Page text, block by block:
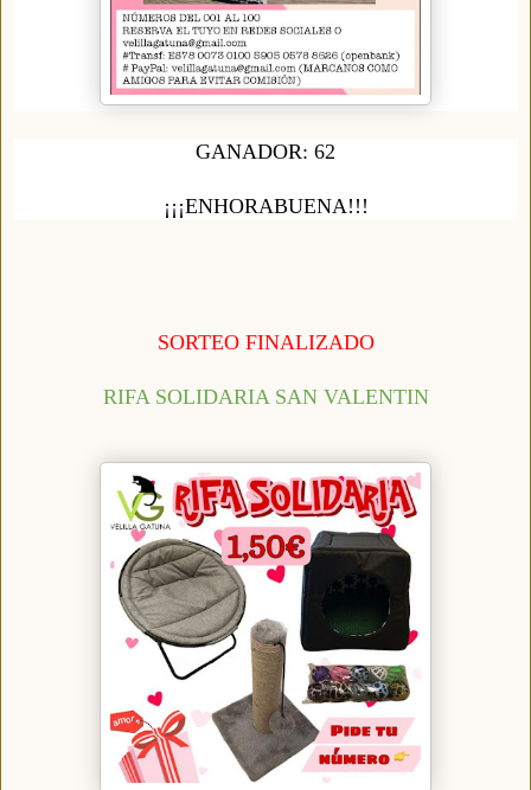
GANADOR: 62
¡¡¡ENHORABUENA!!!
SORTEO FINALIZADO
RIFA SOLIDARIA SAN VALENTIN